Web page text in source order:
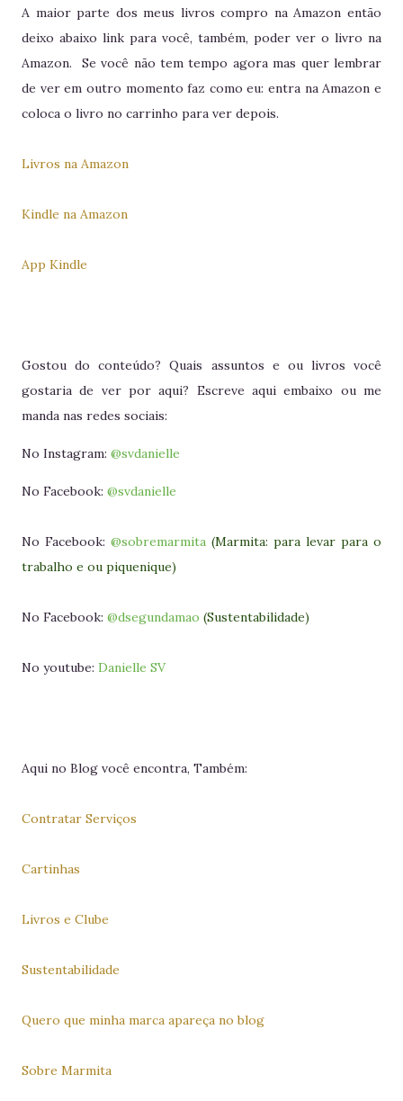
A maior parte dos meus livros compro na Amazon então
deixo abaixo link para você, também, poder ver o livro na
Amazon. Se você não tem tempo agora mas quer lembrar
de ver em outro momento faz como eu: entra na Amazon e
coloca o livro no carrinho para ver depois.
Livros na Amazon
Kindle na Amazon
App Kindle
Gostou do conteúdo? Quais assuntos e ou livros você
gostaria de ver por aqui? Escreve aqui embaixo ou me
manda nas redes sociais:
No Instagram: @svdanielle
No Facebook: @svdanielle
No Facebook: @sobremarmita (Marmita: para levar para o
trabalho e ou piquenique)
No Facebook: @dsegundamao (Sustentabilidade)
No youtube: Danielle SV
Aqui no Blog você encontra, Também:
Contratar Serviços
Cartinhas
Livros e Clube
Sustentabilidade
Quero que minha marca apareça no blog
Sobre Marmita